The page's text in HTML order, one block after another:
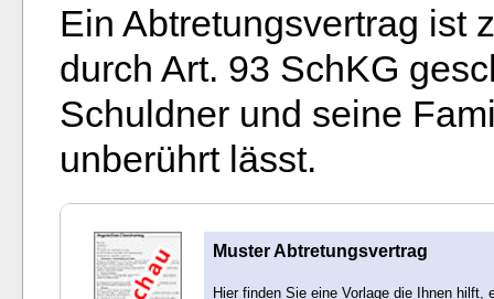
Ein Abtretungsvertrag ist
durch Art. 93 SchKG
Schuldner und seine
unberührt lässt.
Muster Abtretungsvertrag
Hier finden Sie eine Vorlage die Ihnen